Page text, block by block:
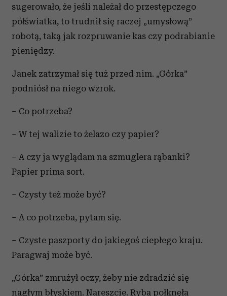
sugerowało, że jeśli należał do przestępczego
półświatka, to trudnił się raczej „umysłową”
robotą, taką jak rozpruwanie kas czy podrabianie
pieniędzy.
Janek zatrzymał się tuż przed nim. „Górka”
podniósł na niego wzrok.
– Co potrzeba?
– W tej walizie to żelazo czy papier?
– A czy ja wyglądam na szmuglera rąbanki?
Papier prima sort.
– Czysty też może być?
– A co potrzeba, pytam się.
– Czyste paszporty do jakiegoś ciepłego kraju.
Paragwaj może być.
„Górka” zmrużył oczy, żeby nie zdradzić się
nagłym błyskiem. Nareszcie. Ryba połknęła